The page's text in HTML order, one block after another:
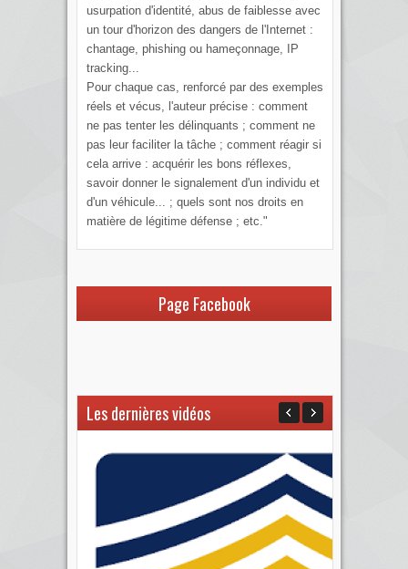
usurpation d'identité, abus de faiblesse avec
un tour d'horizon des dangers de l'Internet :
chantage, phishing ou hameçonnage, IP
tracking...
Pour chaque cas, renforcé par des exemples
réels et vécus, l'auteur précise : comment
ne pas tenter les délinquants ; comment ne
pas leur faciliter la tâche ; comment réagir si
cela arrive : acquérir les bons réflexes,
savoir donner le signalement d'un individu et
d'un véhicule... ; quels sont nos droits en
matière de légitime défense ; etc."
Page Facebook
Les dernières vidéos